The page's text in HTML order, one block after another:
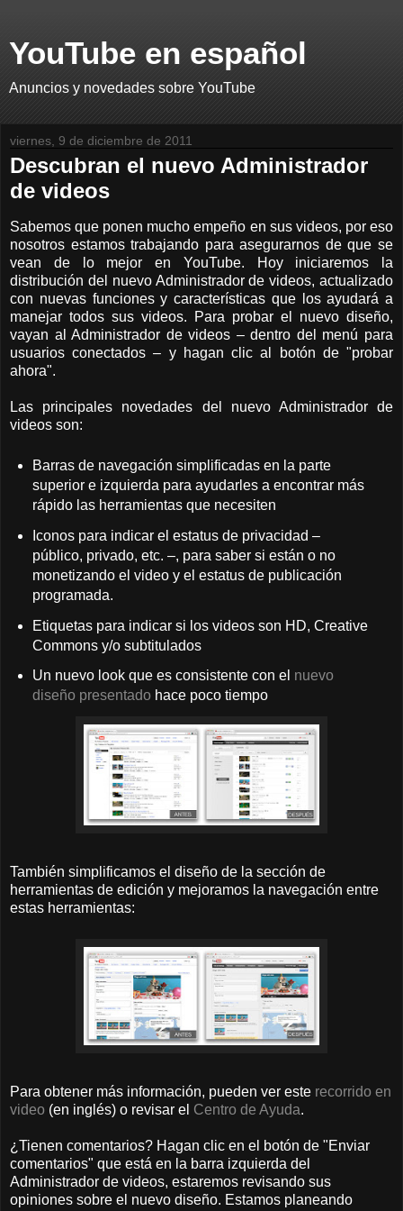
YouTube en español
Anuncios y novedades sobre YouTube
viernes, 9 de diciembre de 2011
Descubran el nuevo Administrador
de videos
Sabemos que ponen mucho empeño en sus videos, por eso
nosotros estamos trabajando para asegurarnos de que se
vean de lo mejor en YouTube. Hoy iniciaremos la
distribución del nuevo Administrador de videos, actualizado
con nuevas funciones y características que los ayudará a
manejar todos sus videos. Para probar el nuevo diseño,
vayan al Administrador de videos – dentro del menú para
usuarios conectados – y hagan clic al botón de "probar
ahora".
Las principales novedades del nuevo Administrador de
videos son:
Barras de navegación simplificadas en la parte
superior e izquierda para ayudarles a encontrar más
rápido las herramientas que necesiten
Iconos para indicar el estatus de privacidad –
público, privado, etc. –, para saber si están o no
monetizando el video y el estatus de publicación
programada.
Etiquetas para indicar si los videos son HD, Creative
Commons y/o subtitulados
Un nuevo look que es consistente con el nuevo
diseño presentadohace poco tiempo
También simplificamos el diseño de la sección de
herramientas de edición y mejoramos la navegación entre
estas herramientas:
Para obtener más información, pueden ver este recorrido en
video (en inglés) o revisar el Centro de Ayuda.
¿Tienen comentarios? Hagan clic en el botón de "Enviar
comentarios" que está en la barra izquierda del
Administrador de videos, estaremos revisando sus
opiniones sobre el nuevo diseño. Estamos planeando